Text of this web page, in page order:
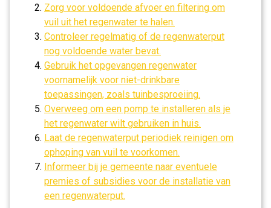
Zorg voor voldoende afvoer en filtering om
vuil uit het regenwater te halen.
Controleer regelmatig of de regenwaterput
nog voldoende water bevat.
Gebruik het opgevangen regenwater
voornamelijk voor niet-drinkbare
toepassingen, zoals tuinbesproeiing.
Overweeg om een pomp te installeren als je
het regenwater wilt gebruiken in huis.
Laat de regenwaterput periodiek reinigen om
ophoping van vuil te voorkomen.
Informeer bij je gemeente naar eventuele
premies of subsidies voor de installatie van
een regenwaterput.